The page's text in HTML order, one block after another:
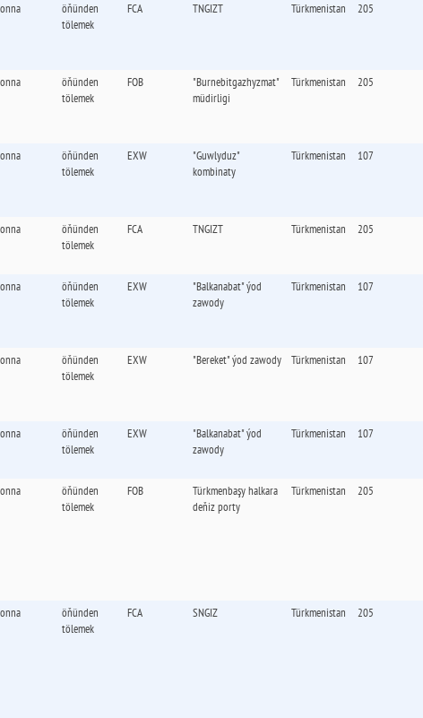
öňünden
tölemek
FCA TNGIZT Türkmenistan 205
öňünden
tölemek
FOB
"Burnebitgazhyzmat"
müdirligi
Türkmenistan 205
öňünden
tölemek
EXW
"Guwlyduz"
kombinaty
Türkmenistan 107
öňünden
tölemek
FCA TNGIZT Türkmenistan 205
öňünden
tölemek
EXW
"Balkanabat" ýod
zawody
Türkmenistan 107
öňünden
tölemek
EXW "Bereket" ýod zawody Türkmenistan 107
öňünden
tölemek
EXW
"Balkanabat" ýod
zawody
Türkmenistan 107
öňünden
tölemek
FOB
Türkmenbaşy halkara
deňiz porty
Türkmenistan 205
öňünden
tölemek
FCA SNGIZ Türkmenistan 205